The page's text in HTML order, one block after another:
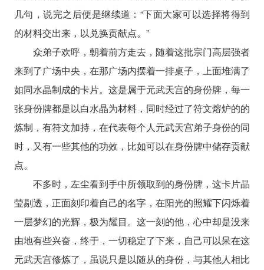
几句，说完之后便是继续道：“下面大家可以选择将得到
的材料交出来，以兑换贡献点。”
众弟子欢呼，朝着前方走去，随着这批宗门高层强者
来到了广场中央，在那广场内摆着一排桌子，上面堆满了
如同水晶制成的卡片。这是属于元武天宫的身份牌，每一
张身份牌都是以白水晶为材料，同时经过了符文熔炉的的
炼制，有符文加持，在代表每个人元武天宫弟子身份的同
时，又有一些其他的功效，比如可以在身份牌中储存贡献
点。
不多时，左尘看到手中所领取到的身份牌，这卡片晶
莹剔透，正面刻印着自己的名字，在阳光的照耀下闪烁着
一层梦幻的光辉，极为耀目。这一刻的他，心中却是没来
由地有些兴奋，终于，一切稳定了下来，自己可以呆在这
元武天宫修炼了，虽说只是以随从的身份，与其他人相比